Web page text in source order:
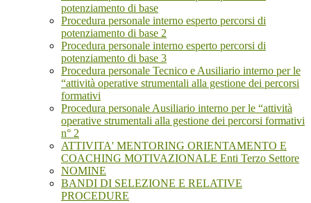
potenziamento di base
Procedura personale interno esperto percorsi di
potenziamento di base 2
Procedura personale interno esperto percorsi di
potenziamento di base 3
Procedura personale Tecnico e Ausiliario interno per le
“attività operative strumentali alla gestione dei percorsi
formativi
Procedura personale Ausiliario interno per le “attività
operative strumentali alla gestione dei percorsi formativi
n° 2
ATTIVITA' MENTORING ORIENTAMENTO E
COACHING MOTIVAZIONALE Enti Terzo Settore
NOMINE
BANDI DI SELEZIONE E RELATIVE
PROCEDURE